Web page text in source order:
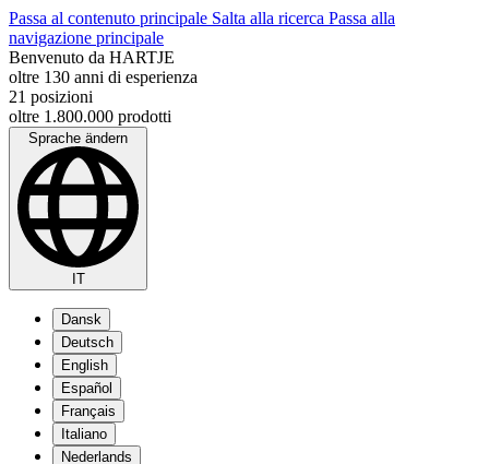
Passa al contenuto principale Salta alla ricerca Passa alla
navigazione principale
Benvenuto da HARTJE
oltre 130 anni di esperienza
21 posizioni
oltre 1.800.000 prodotti
Sprache ändern
IT
Dansk
Deutsch
English
Español
Français
Italiano
Nederlands